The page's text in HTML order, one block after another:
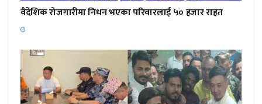
वैदेशिक रोजगारीमा निधन भएका परिवारलाई ५० हजार राहत